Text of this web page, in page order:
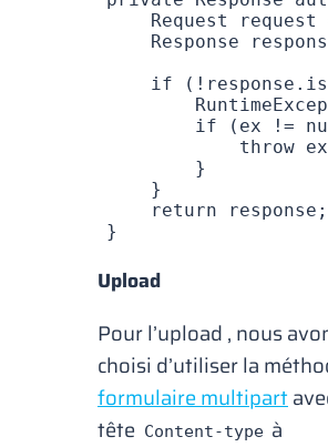
    Request
request
    Response
    if
( ! response .
        if
(ex !=
            throw
ex
        }
    }
    return
response ;
}
Upload
Pour l’upload , nous
choisi d’utiliser la
formulaire multipart
tête Content-type à